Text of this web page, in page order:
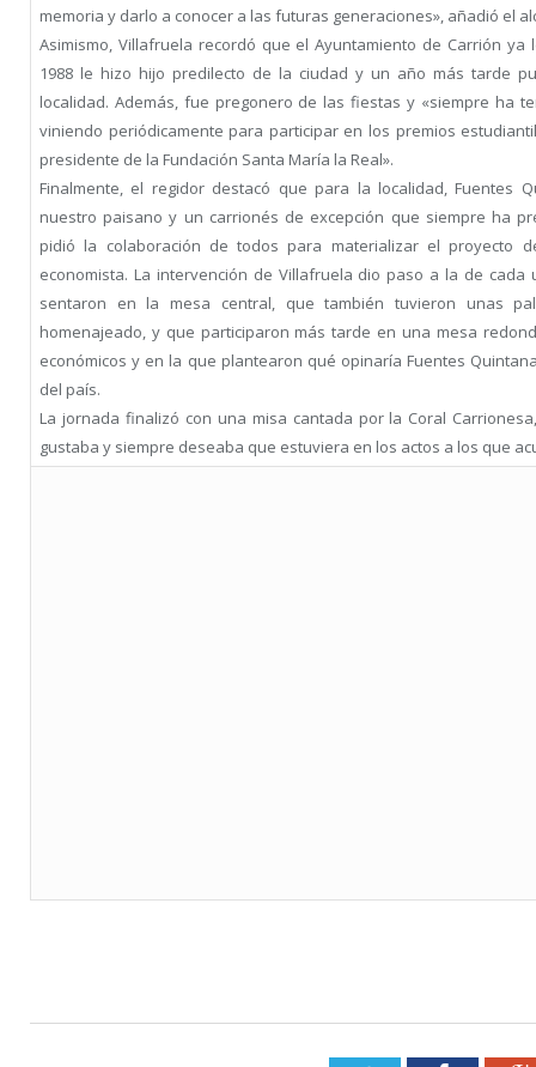
memoria y darlo a conocer a las futuras generaciones», añadió el
Asimismo, Villafruela recordó que el Ayuntamiento de Carrión
1988 le hizo hijo predilecto de la ciudad y un año más tarde
localidad. Además, fue pregonero de las fiestas y «siempre ha
viniendo periódicamente para participar en los premios
presidente de la Fundación Santa María la Real».
Finalmente, el regidor destacó que para la localidad, Fuentes
nuestro paisano y un carrionés de excepción que siempre ha
pidió la colaboración de todos para materializar el proyecto
economista. La intervención de Villafruela dio paso a la de
sentaron en la mesa central, que también tuvieron unas
homenajeado, y que participaron más tarde en una mesa
económicos y en la que plantearon qué opinaría Fuentes
del país.
La jornada finalizó con una misa cantada por la Coral
gustaba y siempre deseaba que estuviera en los actos a los que